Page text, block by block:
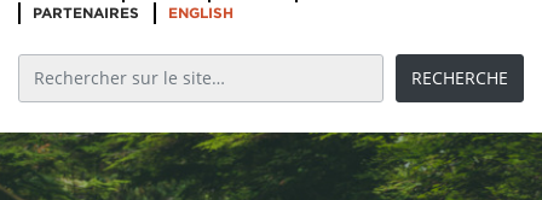
PARTENAIRES
ENGLISH